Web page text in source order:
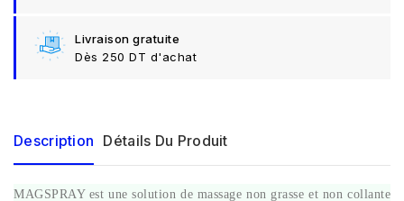
Livraison gratuite
Dès 250 DT d'achat
Description Détails Du Produit
MAGSPRAY est une solution de massage non grasse et non collante